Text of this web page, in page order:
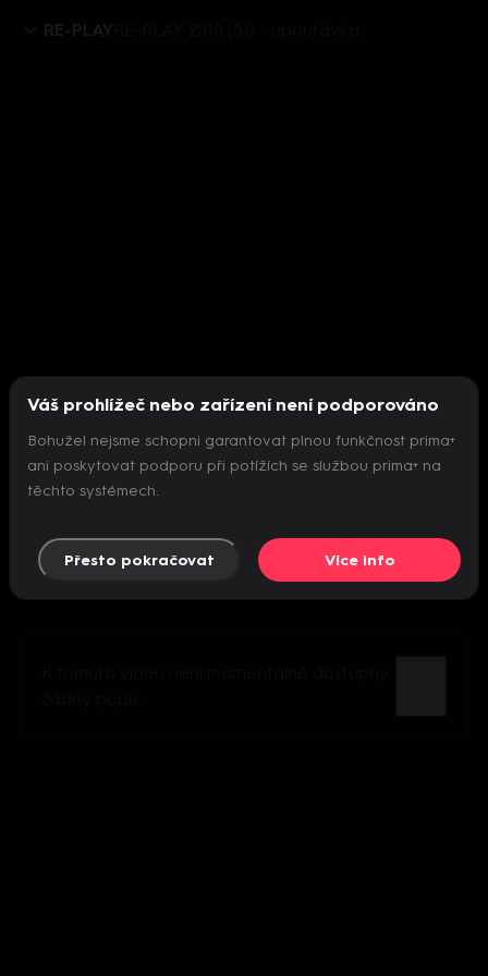
RE-PLAY
Nepodařilo se inicializovat přehrávač
Váš prohlížeč nebo zařízení není podporováno
Bohužel nejsme schopni garantovat plnou funkčnost prima+
ani poskytovat podporu při potížích se službou prima+ na
těchto systémech.
Přesto pokračovat Více info